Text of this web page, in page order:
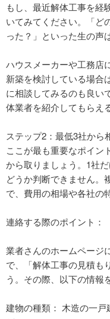
もし、最近解体工事を経
いてみてください。「ど
った？」といった生の声
ハウスメーカーや工務店
新築を検討している場合
に相談してみるのも良い
体業者を紹介してもらえ
ステップ2：最低3社から
ここが最も重要なポイン
から取りましょう。1社
どうか判断できません。
で、費用の相場や各社の
連絡する際のポイント：
業者さんのホームページ
で、「解体工事の見積も
う。その際、以下の情報
建物の種類： 木造の一